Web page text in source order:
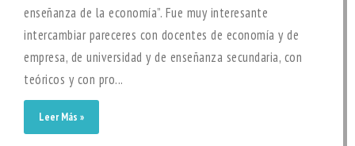
enseñanza de la economía”. Fue muy interesante
intercambiar pareceres con docentes de economía y de
empresa, de universidad y de enseñanza secundaria, con
teóricos y con pro...
Leer Más »